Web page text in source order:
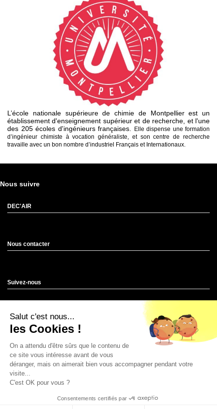
L’école nationale supérieure de chimie de Montpellier est un
établissement d'enseignement supérieur et de recherche, et l'une
des 205 écoles d'ingénieurs françaises.
Elle dispense une formation
d’ingénieur chimiste à vocation généraliste, et son centre de recherche
travaille avec un bon nombre d’industriel Français et Internationaux.
Nous suivre
DEC'AIR
Nous contacter
Suivez-nous
Newsletter
Produit soutenu par la région Occitanie
Salut c'est nous...
les Cookies !
On a attendu d'être sûrs que le contenu de
ce site vous intéresse avant de vous
déranger, mais on aimerait bien vous accompagner pendant votre
visite...
C'est OK pour vous ?
Consentements certifiés par